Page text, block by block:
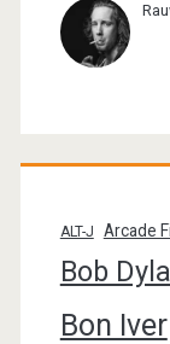
ALT-J Arcade
Bob
Bon Iver